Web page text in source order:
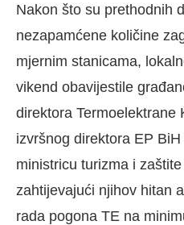
Nakon što su prethodnih
nezapamćene količine
mjernim stanicama,
vikend obavijestile
direktora Termoelektrane
izvršnog direktora EP
ministricu turizma i
zahtijevajući njihov hitan
rada pogona TE na